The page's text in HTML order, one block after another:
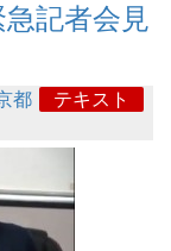
記者会見
都
テキスト